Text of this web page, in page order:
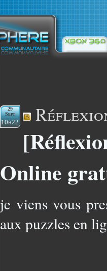
29
Sept
10h22
Online
je viens vous
aux puzzles en